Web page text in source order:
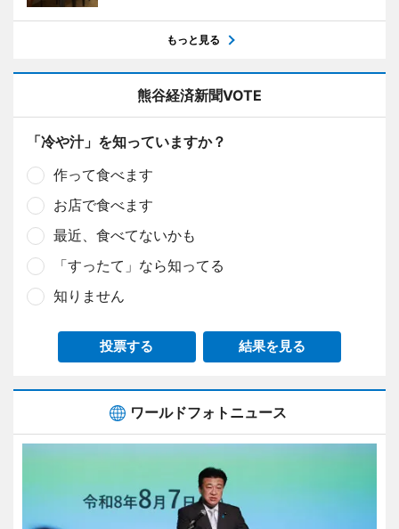
もっと見る
熊谷経済新聞VOTE
「冷や汁」を知っていますか？
作って食べます
お店で食べます
最近、食べてないかも
「すったて」なら知ってる
知りません
投票する 結果を見る
ワールドフォトニュース